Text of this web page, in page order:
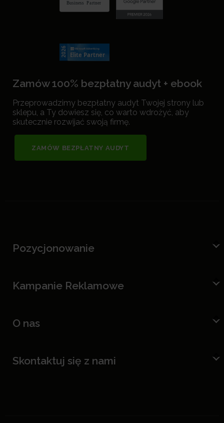
Zamów 100% bezpłatny audyt + ebook
Przeprowadzimy bezpłatny audyt Twojej strony lub
sklepu, a Ty dowiesz się, co warto wdrożyć, aby
skutecznie rozwijać swoją firmę.
ZAMÓW BEZPŁATNY AUDYT
Pozycjonowanie
Kampanie Reklamowe
O nas
Skontaktuj się z nami